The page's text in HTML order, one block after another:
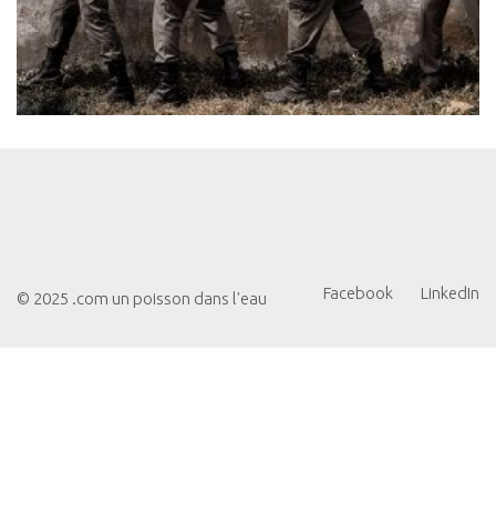
Facebook LinkedIn
© 2025 .com un poisson dans l'eau